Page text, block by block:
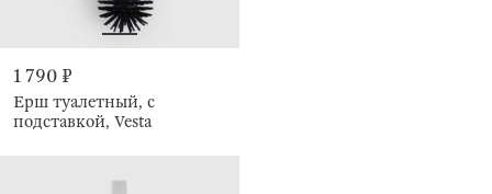
1 790 ₽
Ерш туалетный, с
подставкой, Vesta